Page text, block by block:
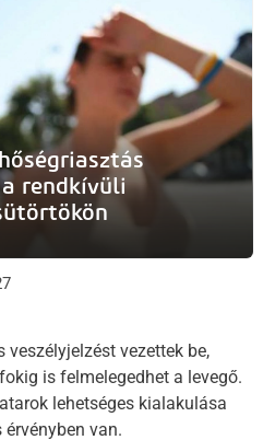
rendkívüli
veszélyjelzést vezettek be,
is felmelegedhet a levegő.
lehetséges kialakulása
van.